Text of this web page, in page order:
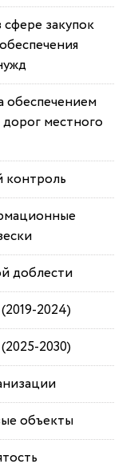
закупок
обеспечением
местного
контроль
доблести
2024)
2030)
объекты